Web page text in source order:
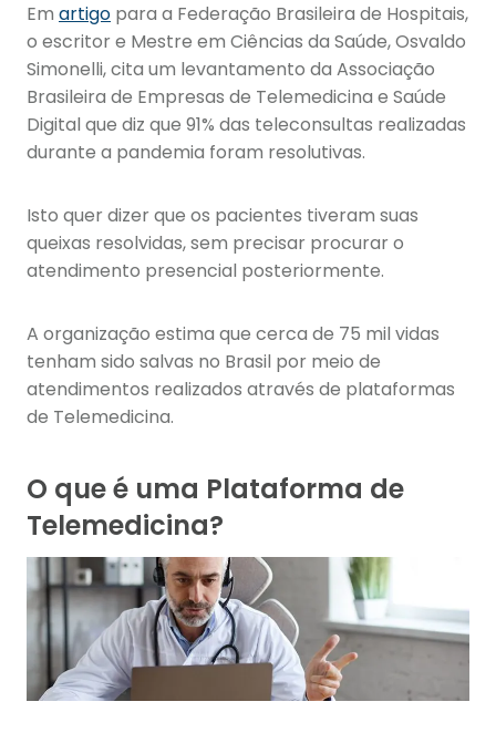
Em artigo para a Federação Brasileira de Hospitais,
o escritor e Mestre em Ciências da Saúde, Osvaldo
Simonelli, cita um levantamento da Associação
Brasileira de Empresas de Telemedicina e Saúde
Digital que diz que 91% das teleconsultas realizadas
durante a pandemia foram resolutivas.
Isto quer dizer que os pacientes tiveram suas
queixas resolvidas, sem precisar procurar o
atendimento presencial posteriormente.
A organização estima que cerca de 75 mil vidas
tenham sido salvas no Brasil por meio de
atendimentos realizados através de plataformas
de Telemedicina.
O que é uma Plataforma de
Telemedicina?